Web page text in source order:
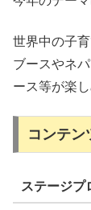
世界中の子
ブースやネ
ース等が楽し
コンテン
ステージプ